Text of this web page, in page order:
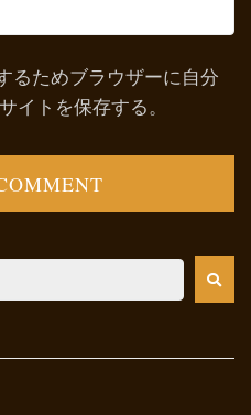
るためブラウザーに自分
イトを保存する。